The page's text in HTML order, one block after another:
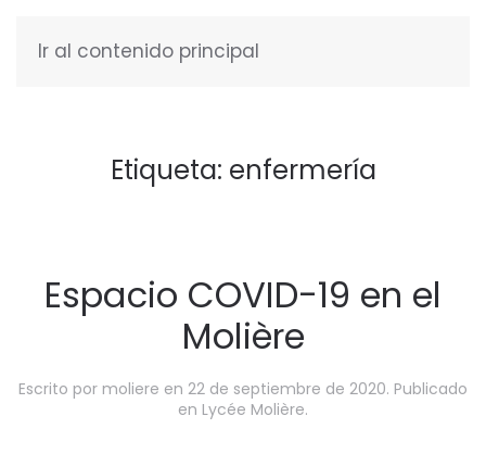
Ir al contenido principal
Etiqueta: enfermería
Espacio COVID-19 en el
Molière
Escrito por moliere en 22 de septiembre de 2020. Publicado
en Lycée Molière.